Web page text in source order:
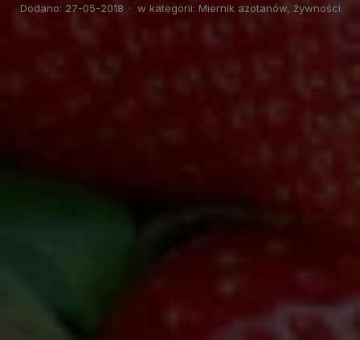
Dodano: 27-05-2018 · w kategorii: Miernik azotanów, żywności